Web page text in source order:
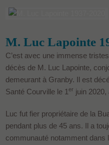
M. Luc Lapointe
C’est avec une immense
décès de M. Luc Lapointe,
demeurant à Granby. Il est
Santé Courville le 1er juin 2020,
Luc fut fier propriétaire de la
pendant plus de 45 ans. Il a
communauté notamment